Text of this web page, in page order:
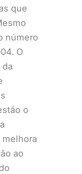
que
número
O
o
ao